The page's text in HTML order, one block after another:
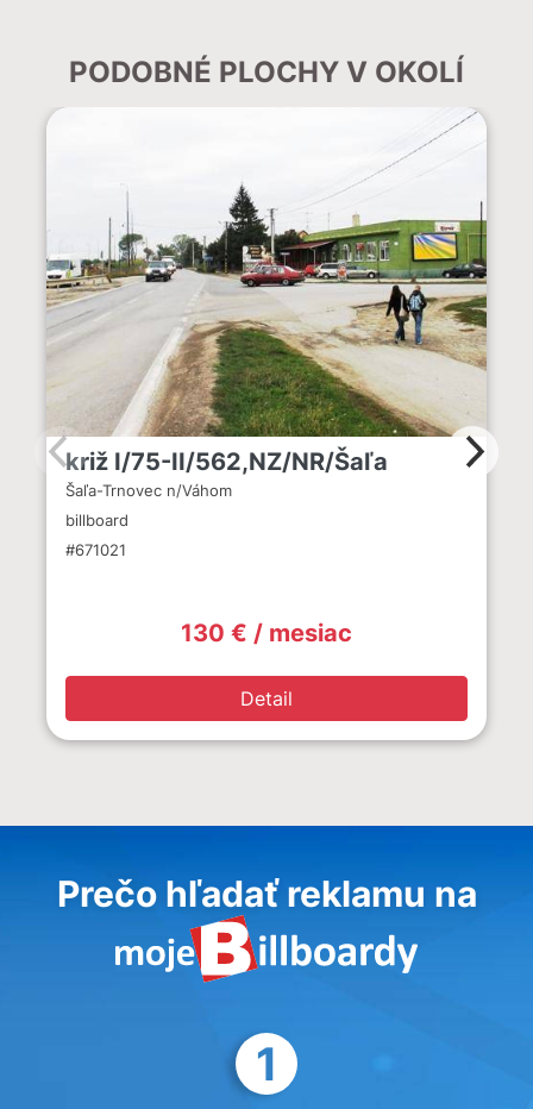
PODOBNÉ PLOCHY V OKOLÍ
križ I/75-II/562,NZ/NR/Šaľa
Šaľa-Trnovec n/Váhom
billboard
#671021
130 € / mesiac
Detail
Prečo hľadať reklamu na
1